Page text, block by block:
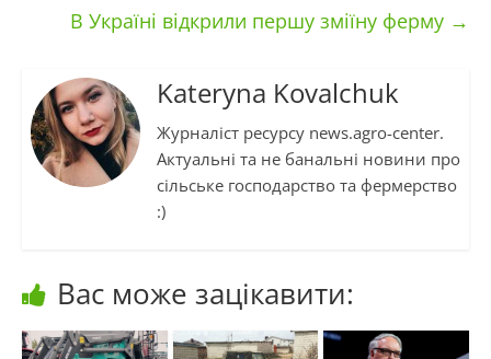
В Україні відкрили першу зміїну ферму →
Kateryna Kovalchuk
Журналіст ресурсу news.agro-center.
Актуальні та не банальні новини про
сільське господарство та фермерство
:)
Вас може зацікавити: